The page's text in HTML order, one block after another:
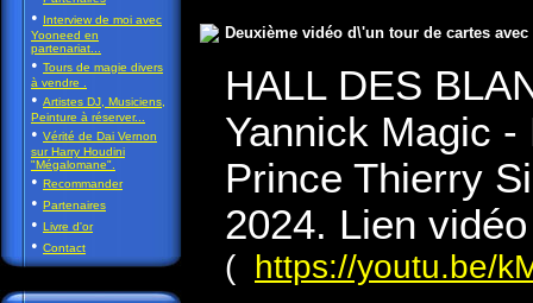
• Interview de moi avec
Yooneed en
partenariat...
• Tours de magie divers
à vendre .
• Artistes DJ, Musiciens,
Peinture à réserver...
• Vérité de Dai Vernon
sur Harry Houdini
"Mégalomane".
• Recommander
• Partenaires
• Livre d'or
• Contact
Deuxième vidéo d\'un tour de cartes
HALL DES
Yannick Magic
Prince Thierry
2024. Lien
( https://youtu.be/